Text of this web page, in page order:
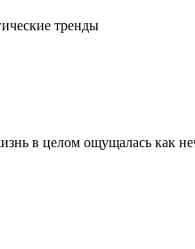
тренды
в целом ощущалась как